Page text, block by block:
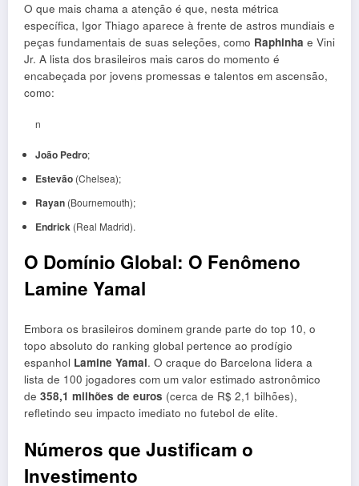
O que mais chama a atenção é que, nesta métrica
específica, Igor Thiago aparece à frente de astros mundiais e
peças fundamentais de suas seleções, como Raphinha e Vini
Jr. A lista dos brasileiros mais caros do momento é
encabeçada por jovens promessas e talentos em ascensão,
como:
n
João Pedro;
Estevão(Chelsea);
Rayan(Bournemouth);
Endrick(Real Madrid).
O Domínio Global: O Fenômeno
Lamine Yamal
Embora os brasileiros dominem grande parte do top 10, o
topo absoluto do ranking global pertence ao prodígio
espanhol Lamine Yamal. O craque do Barcelona lidera a
lista de 100 jogadores com um valor estimado astronômico
de 358,1 milhões de euros (cerca de R$ 2,1 bilhões),
refletindo seu impacto imediato no futebol de elite.
Números que Justificam o
Investimento